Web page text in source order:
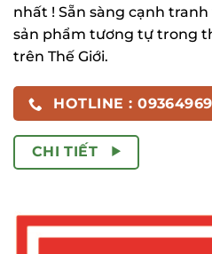
nhất ! Sẵn sàng cạnh
sản phẩm tương tự trong
trên Thế Giới.
HOTLINE :
CHI TIẾT